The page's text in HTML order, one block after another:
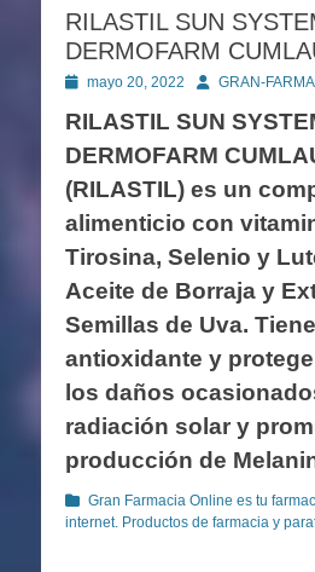
RILASTIL SUN
DERMOFARM
Publicado
mayo 20, 2022 AutorGRAN-
RILASTIL SUN
DERMOFARM
(RILASTIL) es un
alimenticio con
Tirosina, Selenio y
Aceite de Borraja y
Semillas de Uva.
antioxidante y
los daños
radiación solar y
producción de
Categorías
Gran Farmacia Online es tu
internet. Productos de farmacia y